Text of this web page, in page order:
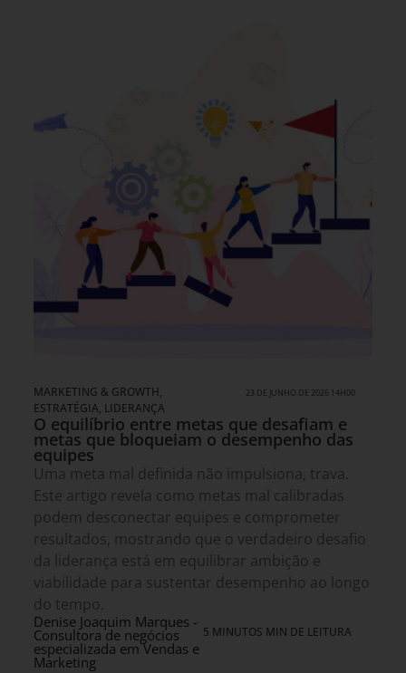
MARKETING & GROWTH,
ESTRATÉGIA, LIDERANÇA
23 DE JUNHO DE 2026 14H00
O equilíbrio entre metas que desafiam e
metas que bloqueiam o desempenho das
equipes
Uma meta mal definida não impulsiona, trava.
Este artigo revela como metas mal calibradas
podem desconectar equipes e comprometer
resultados, mostrando que o verdadeiro desafio
da liderança está em equilibrar ambição e
viabilidade para sustentar desempenho ao longo
do tempo.
Denise Joaquim Marques -
Consultora de negócios
especializada em Vendas e
Marketing
5 MINUTOS MIN DE LEITURA